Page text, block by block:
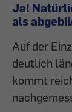
Ja!
als
Auf der
deutlich
kommt